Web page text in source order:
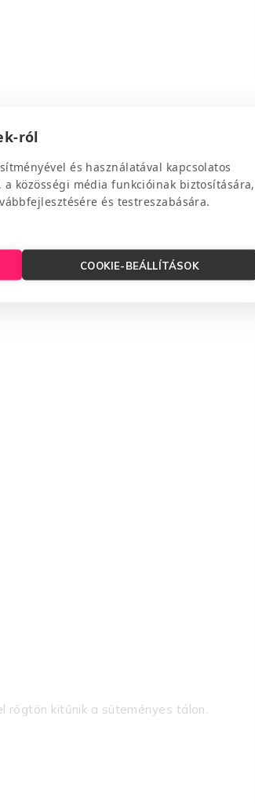
ról
és használatával kapcsolatos
közösségi média funkcióinak biztosítására,
és testreszabására.
COOKIE-BEÁLLÍTÁSOK
kitűnik a süteményes tálon.